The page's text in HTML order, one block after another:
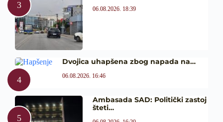
06.08.2026. 18:39
Dvojica uhapšena zbog napada na…
06.08.2026. 16:46
Ambasada SAD: Politički zastoj
šteti…